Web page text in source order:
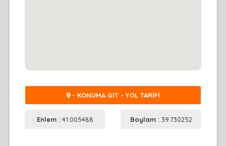
- KONUMA GİT - YOL TARİFİ
Enlem :41.005488 Boylam : 39.730252